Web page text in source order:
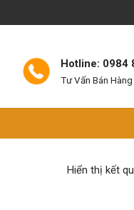
Hotline: 0984
Tư Vấn Bán
Hiển thị kết